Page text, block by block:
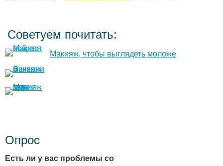
Советуем почитать:
Макияж, чтобы выглядеть моложе
Опрос
Есть ли у вас проблемы со